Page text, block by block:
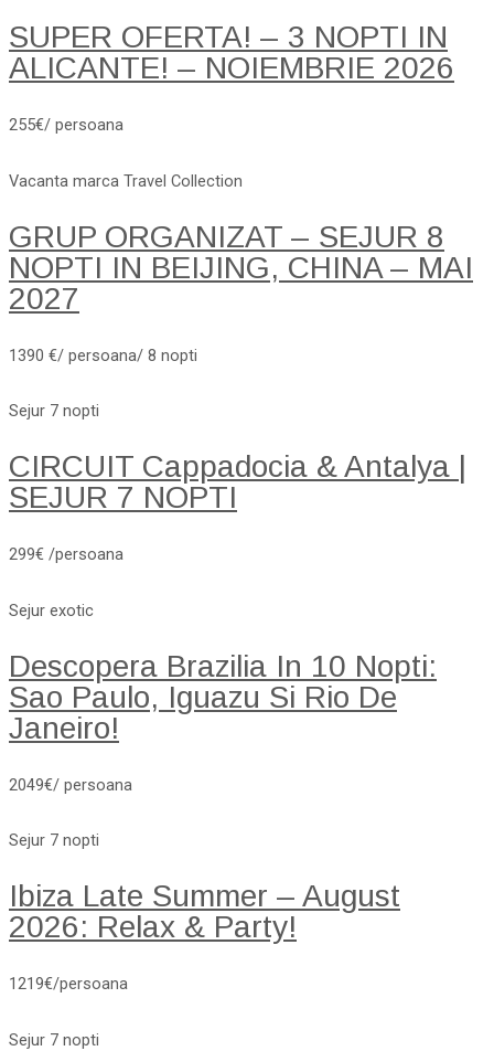
SUPER OFERTA! – 3 NOPTI IN
ALICANTE! – NOIEMBRIE 2026
255€/ persoana
Vacanta marca Travel Collection
GRUP ORGANIZAT – SEJUR 8
NOPTI IN BEIJING, CHINA – MAI
2027
1390 €/ persoana/ 8 nopti
Sejur 7 nopti
CIRCUIT Cappadocia & Antalya |
SEJUR 7 NOPTI
299€ /persoana
Sejur exotic
Descopera Brazilia In 10 Nopti:
Sao Paulo, Iguazu Si Rio De
Janeiro!
2049€/ persoana
Sejur 7 nopti
Ibiza Late Summer – August
2026: Relax & Party!
1219€/persoana
Sejur 7 nopti